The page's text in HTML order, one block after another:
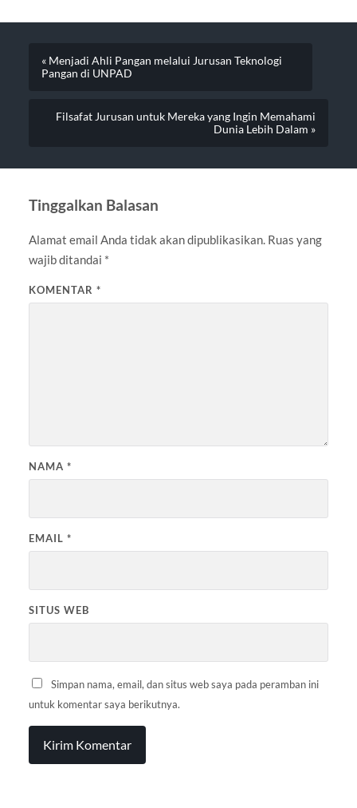
« Menjadi Ahli Pangan melalui Jurusan Teknologi
Pangan di UNPAD
Filsafat Jurusan untuk Mereka yang Ingin Memahami
Dunia Lebih Dalam »
Tinggalkan Balasan
Alamat email Anda tidak akan dipublikasikan. Ruas yang
wajib ditandai *
KOMENTAR *
NAMA *
EMAIL *
SITUS WEB
Simpan nama, email, dan situs web saya pada peramban ini
untuk komentar saya berikutnya.